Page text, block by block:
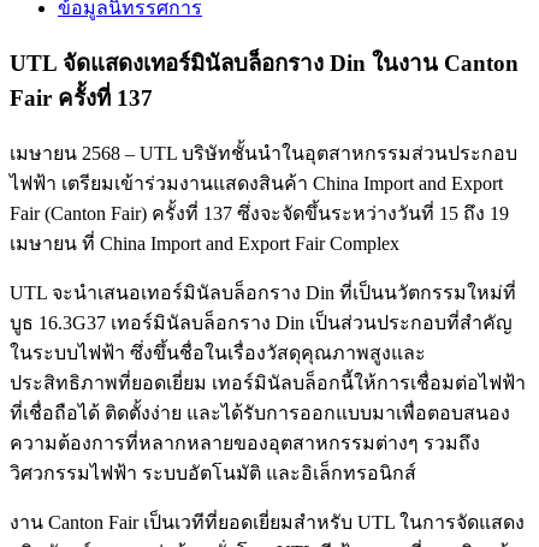
ข้อมูลนิทรรศการ
UTL จัดแสดงเทอร์มินัลบล็อกราง Din ในงาน Canton
Fair ครั้งที่ 137
เมษายน 2568 – UTL บริษัทชั้นนำในอุตสาหกรรมส่วนประกอบ
ไฟฟ้า เตรียมเข้าร่วมงานแสดงสินค้า China Import and Export
Fair (Canton Fair) ครั้งที่ 137 ซึ่งจะจัดขึ้นระหว่างวันที่ 15 ถึง 19
เมษายน ที่ China Import and Export Fair Complex
UTL จะนำเสนอเทอร์มินัลบล็อกราง Din ที่เป็นนวัตกรรมใหม่ที่
บูธ 16.3G37 เทอร์มินัลบล็อกราง Din เป็นส่วนประกอบที่สำคัญ
ในระบบไฟฟ้า ซึ่งขึ้นชื่อในเรื่องวัสดุคุณภาพสูงและ
ประสิทธิภาพที่ยอดเยี่ยม เทอร์มินัลบล็อกนี้ให้การเชื่อมต่อไฟฟ้า
ที่เชื่อถือได้ ติดตั้งง่าย และได้รับการออกแบบมาเพื่อตอบสนอง
ความต้องการที่หลากหลายของอุตสาหกรรมต่างๆ รวมถึง
วิศวกรรมไฟฟ้า ระบบอัตโนมัติ และอิเล็กทรอนิกส์
งาน Canton Fair เป็นเวทีที่ยอดเยี่ยมสำหรับ UTL ในการจัดแสดง